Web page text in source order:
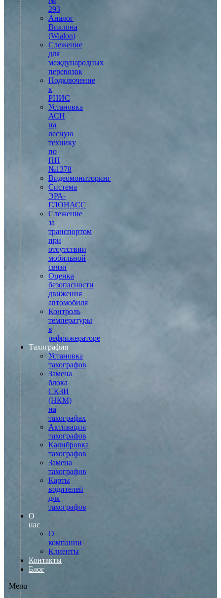
293
Аналог
Виалона
(Wialon)
Слежение
для
международных
перевозок
Подключение
к
РНИС
Установка
АСН
на
лесную
технику
по
ПП
№1378
Видеомониторинг
Система
ЭРА-
ГЛОНАСС
Слежение
за
транспортом
при
отсутствии
мобильной
связи
Оценка
безопасности
движения
автомобиля
Контроль
температуры
в
рефрижераторе
Тахография
Установка
тахографов
Замена
блока
СКЗИ
(НКМ)
на
тахографах
Активация
тахографов
Калибровка
тахографов
Замена
тахографов
Карты
водителей
для
тахографов
О
нас
О
компании
Клиенты
Контакты
Блог
Menu